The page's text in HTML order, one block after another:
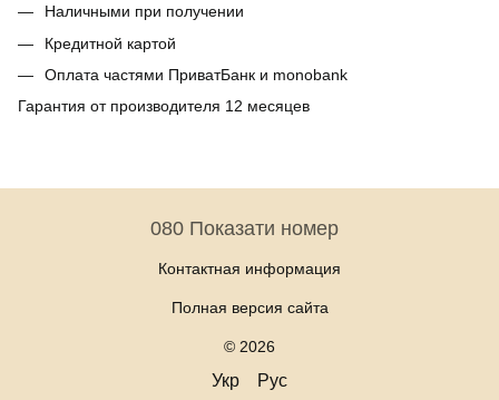
Наличными при получении
Кредитной картой
Оплата частями ПриватБанк и monobank
Гарантия от производителя 12 месяцев
080 Показати номер
Контактная информация
Полная версия сайта
© 2026
Укр Рус